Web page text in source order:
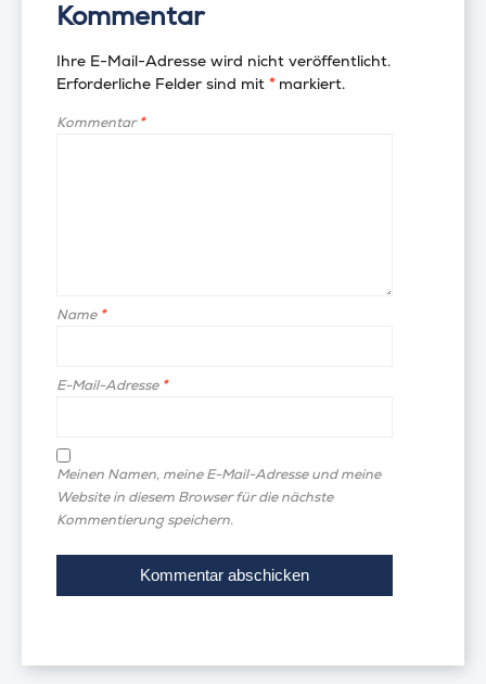
Kommentar
Ihre E-Mail-Adresse wird nicht veröffentlicht.
Erforderliche Felder sind mit *markiert.
Kommentar*
Name *
E-Mail-Adresse *
Meinen Namen, meine E-Mail-Adresse und meine
Website in diesem Browser für die nächste
Kommentierung speichern.